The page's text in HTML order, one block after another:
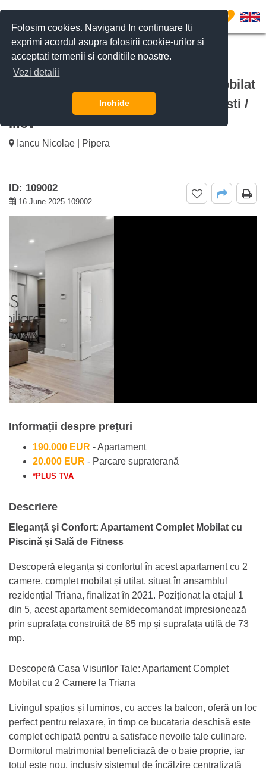
Folosim cookies. Navigand In continuare Iti
exprimi acordul asupra folosirii cookie-urilor si
acceptati termenii si conditiile noastre.
Vezi detalii
Inchide
0
De vanzare Apartament Complet Mobilat
cu 2 Camere Triana, Pipera, Bucuresti /
Ilfov
Iancu Nicolae | Pipera
ID: 109002
16 June 2025 109002
Informații despre prețuri
190.000 EUR - Apartament
20.000 EUR - Parcare supraterană
*PLUS TVA
Descriere
Eleganță și Confort: Apartament Complet Mobilat cu
Piscină și Sală de Fitness
Descoperă eleganța și confortul în acest apartament cu 2
camere, complet mobilat și utilat, situat în ansamblul
rezidențial Triana, finalizat în 2021. Poziționat la etajul 1
din 5, acest apartament semidecomandat impresionează
prin suprafața construită de 85 mp și suprafața utilă de 73
mp.
Descoperă Casa Visurilor Tale: Apartament Complet
Mobilat cu 2 Camere la Triana
Livingul spațios și luminos, cu acces la balcon, oferă un loc
perfect pentru relaxare, în timp ce bucataria deschisă este
complet echipată pentru a satisface nevoile tale culinare.
Dormitorul matrimonial beneficiază de o baie proprie, iar
totul este nou, inclusiv sistemul de încălzire centralizată
CERE DETALII SUNĂ-NE